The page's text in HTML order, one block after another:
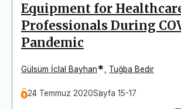
Equipment for
Professionals During
Pandemic
Gülsüm İclal Bayhan* Tuğba Bedir
24 Temmuz 2020Sayfa 15-17